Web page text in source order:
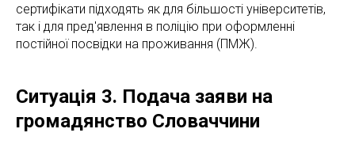
сертифікати підходять як для більшості університетів,
так і для пред'явлення в поліцію при оформленні
постійної посвідки на проживання (ПМЖ).
Ситуація 3. Подача заяви на
громадянство Словаччини